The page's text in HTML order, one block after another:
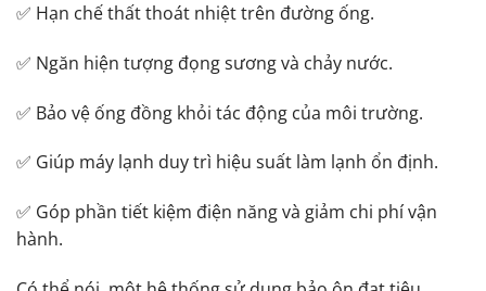
✅ Hạn chế thất thoát nhiệt trên đường ống.
✅ Ngăn hiện tượng đọng sương và chảy nước.
✅ Bảo vệ ống đồng khỏi tác động của môi trường.
✅ Giúp máy lạnh duy trì hiệu suất làm lạnh ổn định.
✅ Góp phần tiết kiệm điện năng và giảm chi phí vận
hành.